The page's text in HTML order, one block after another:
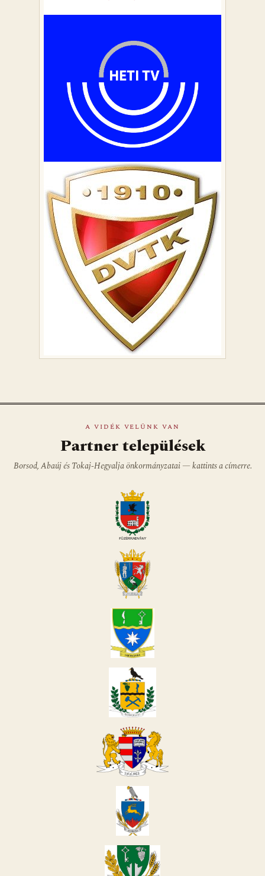
A VIDÉK VELÜNK VAN
Partner települések
Borsod, Abaúj és Tokaj-Hegyalja önkormányzatai — kattints a címerre.